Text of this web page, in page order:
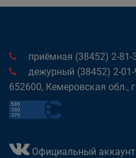
приёмная (38452) 2-81-
дежурный (38452) 2-01-
652600, Кемеровская обл.,
Официальный